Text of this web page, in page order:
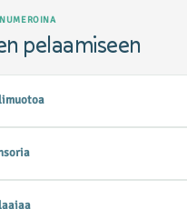
pelaamiseen